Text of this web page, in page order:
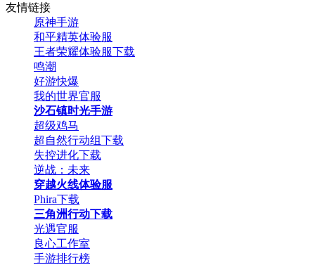
友情链接
原神手游
和平精英体验服
王者荣耀体验服下载
鸣潮
好游快爆
我的世界官服
沙石镇时光手游
超级鸡马
超自然行动组下载
失控进化下载
逆战：未来
穿越火线体验服
Phira下载
三角洲行动下载
光遇官服
良心工作室
手游排行榜